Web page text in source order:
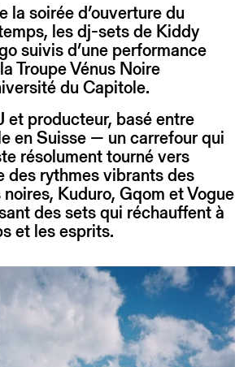
la soirée d’ouverture du
les dj-sets de Kiddy
suivis d’une performance
Troupe Vénus Noire
du Capitole.
et producteur, basé entre
en Suisse — un carrefour qui
résolument tourné vers
des rythmes vibrants des
Kuduro, Gqom et Vogue
des sets qui réchauffent à
et les esprits.